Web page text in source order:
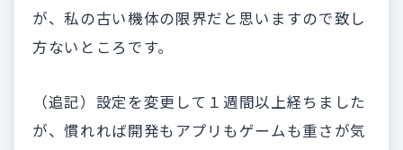
が、私の古い機体の限界だと思いますので致し
方ないところです。
（追記）設定を変更して１週間以上経ちました
が、慣れれば開発もアプリもゲームも重さが気